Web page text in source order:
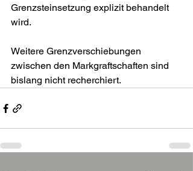
Grenzsteinsetzung explizit behandelt
wird.
Weitere Grenzverschiebungen
zwischen den Markgraftschaften sind
bislang nicht recherchiert.